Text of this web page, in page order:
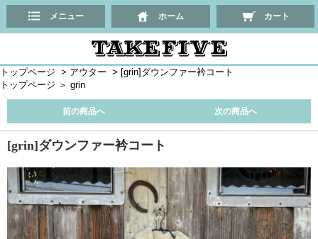
メニュー ホーム カート
トップページ > アウター > [grin]ダウンファー衿コート
トップページ ＞ grin
前の商品へ 次の商品へ
[grin]ダウンファー衿コート